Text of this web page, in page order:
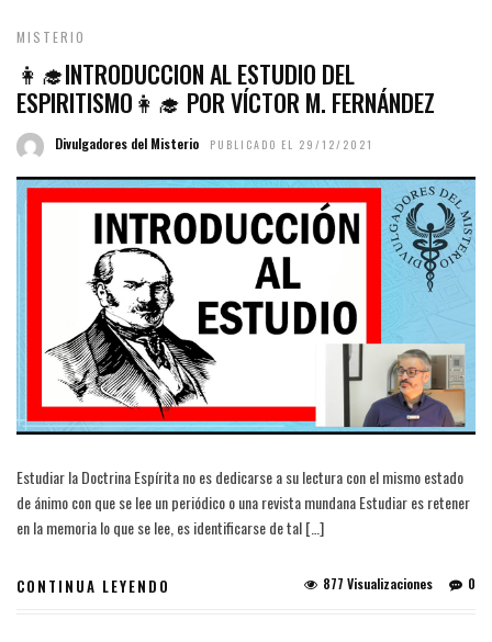
MISTERIO
👩‍🎓INTRODUCCION AL ESTUDIO DEL
ESPIRITISMO👩‍🎓 POR VÍCTOR M. FERNÁNDEZ
Divulgadores del Misterio PUBLICADO EL 29/12/2021
Estudiar la Doctrina Espírita no es dedicarse a su lectura con el mismo estado
de ánimo con que se lee un periódico o una revista mundana Estudiar es retener
en la memoria lo que se lee, es identificarse de tal […]
CONTINUA LEYENDO 0
877 Visualizaciones